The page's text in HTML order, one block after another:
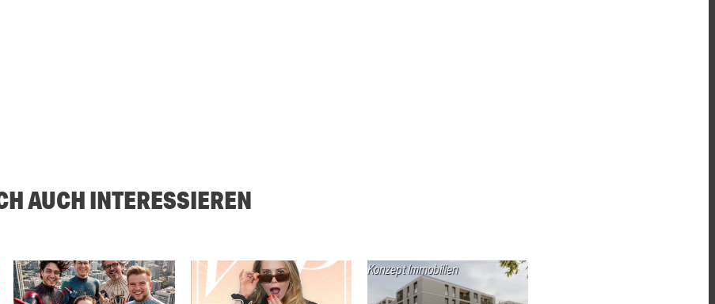
AUCH INTERESSIEREN
Konzept Immobilien